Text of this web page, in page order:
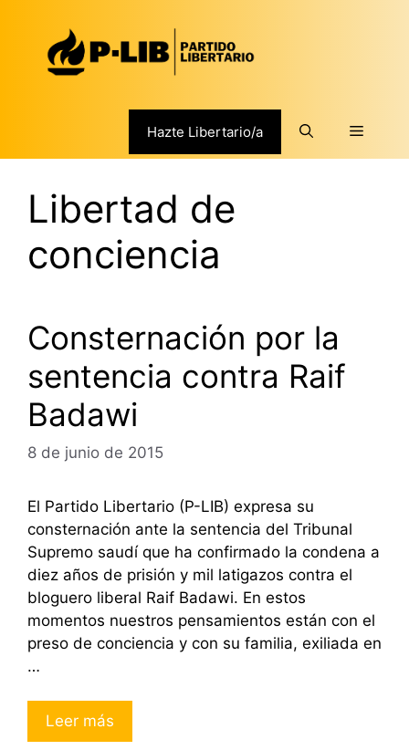
contenido
Hazte Libertario/a Menú
Libertad de
conciencia
Consternación por la
sentencia contra Raif
Badawi
8 de junio de 2015
El Partido Libertario (P-LIB) expresa su
consternación ante la sentencia del Tribunal
Supremo saudí que ha confirmado la condena a
diez años de prisión y mil latigazos contra el
bloguero liberal Raif Badawi. En estos
momentos nuestros pensamientos están con el
preso de conciencia y con su familia, exiliada en
…
Leer más